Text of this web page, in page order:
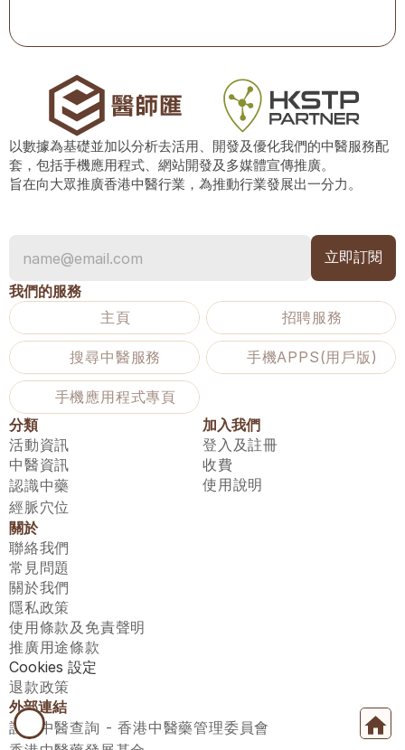
以數據為基礎並加以分析去活用、開發及優化我們的中醫服務配
套，包括手機應用程式、網站開發及多媒體宣傳推廣。
旨在向大眾推廣香港中醫行業，為推動行業發展出一分力。
我們的服務
主頁
招聘服務
搜尋中醫服務 手機APPS(用戶版)
手機應用程式專頁
分類
活動資訊
中醫資訊
認識中藥
經脈穴位
加入我們
登入及註冊
收費
使用說明
關於
聯絡我們
常見問題
關於我們
隱私政策
使用條款及免責聲明
推廣用途條款
Cookies 設定
退款政策
外部連結
註冊中醫查詢 - 香港中醫藥管理委員會